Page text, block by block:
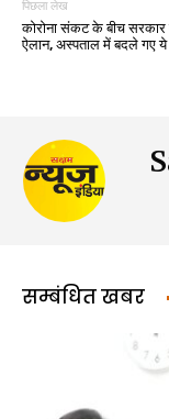
पिछला लेख
कोरोना संकट के बीच सरकार
ऐलान, अस्पताल में बदले गए ये
सम्बंधित खबर